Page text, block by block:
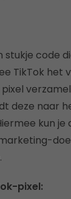
stukje code
TikTok het
deze naar
kun je
pixel: